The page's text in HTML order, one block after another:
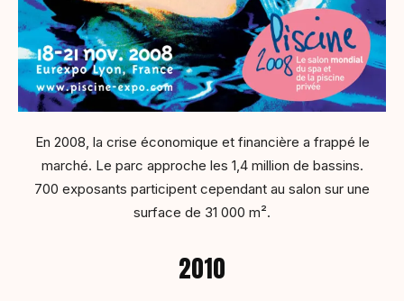
En 2008, la crise économique et financière a frappé le
marché. Le parc approche les 1,4 million de bassins.
700 exposants participent cependant au salon sur une
surface de 31 000 m².
2010